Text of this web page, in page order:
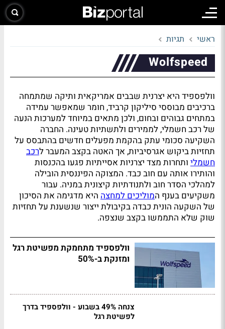
ראשי תגיות
Wolfspeed
וולפספיד היא יצרנית שבבים אמריקאית ותיקה שמתמחה
ברכיבים מבוססי סיליקון קרביד, חומר שמאפשר עמידה
במתחים גבוהים ובחום, ולכן מתאים במיוחד למערכות הנעה
של רכב חשמלי, לממירים ולתשתיות טעינה. החברה
השקיעה סכומי עתק בהקמת מפעלים חדשים בהתבסס על
תחזיות ביקוש אגרסיביות, אך האטה בקצב המעבר לרכב
חשמלי ותחרות מצד יצרניות אסייתיות פגעו בהכנסות
והותירו אותה עם חוב כבד. המצוקה הפיננסית הובילה
למהלכי הסדר חוב ולתנודתיות קיצונית במניה. עבור
משקיעים בענף המוליכים למחצה היא מדגימה את הסיכון
של השקעה הונית כבדה בקיבולת ייצור שנשענת על תחזיות
שוק שלא התממשו בקצב שנצפה.
וולפספיד מתחמקת מפשיטת רגל
ומזנקת ב-50%
צנחה 49% בשבוע - וולפספיד בדרך
לפשיטת רגל